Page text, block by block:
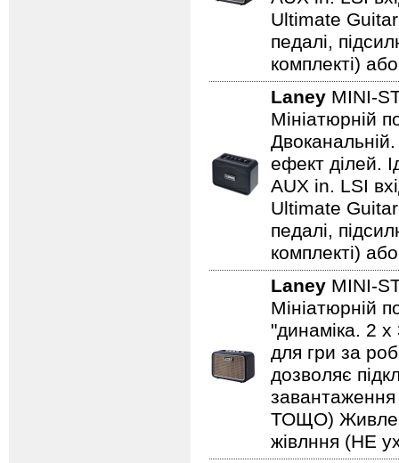
Ultimate Guitar
педалі,
комплекті)
Laney MINI-
Мініатюрній
ефект ділей.
AUX in. LSI
Ultimate Guitar
педалі,
комплекті)
Laney MINI-
Мініатюрній
"динаміка. 2
для гри за
дозволяє
завантаження
ТОЩО)
жівлння (НЕ